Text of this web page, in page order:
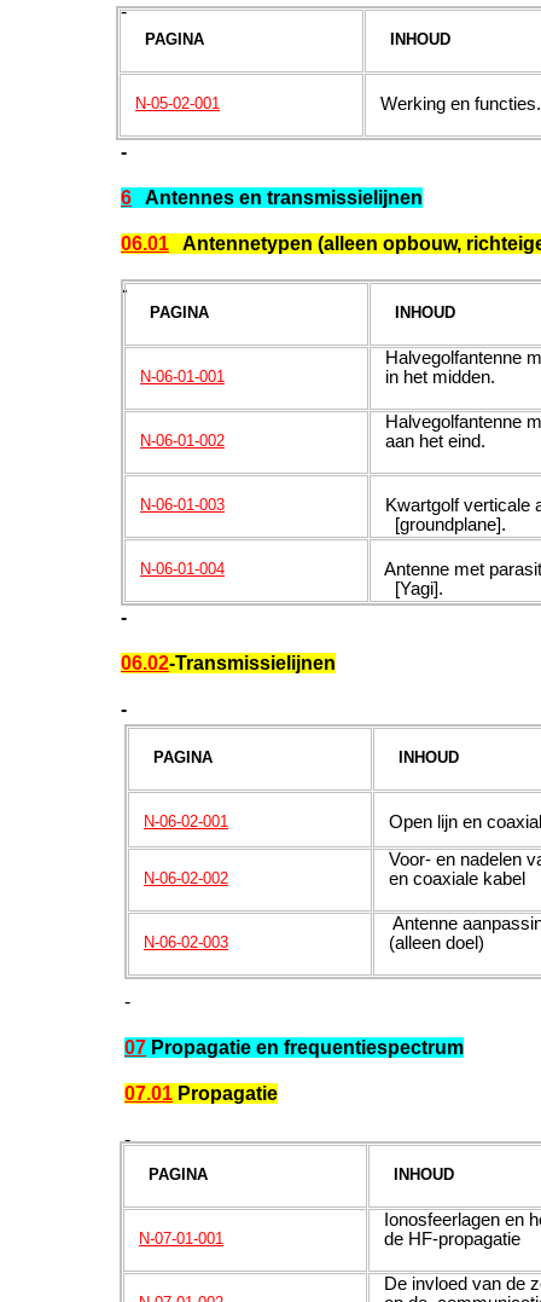
-
PAGINA INHOUD
N-05-02-001 Werking en functies.
-
6 Antennes en transmissielijnen
06.01 Antennetypen (alleen opbouw,
-
PAGINA INHOUD
N-06-01-001
Halvegolfantenne
in het midden.
N-06-01-002
Halvegolfantenne
aan het eind.
N-06-01-003
Kwartgolf verticale
[groundplane].
N-06-01-004
Antenne met
[Yagi].
-
06.02-Transmissielijnen
-
PAGINA INHOUD
N-06-02-001 Open lijn en
N-06-02-002
Voor- en nadelen
en coaxiale kabel
N-06-02-003
Antenne
(alleen doel)
-
07 Propagatie en frequentiespectrum
07.01 Propagatie
-
PAGINA INHOUD
N-07-01-001
Ionosfeerlagen en
de HF-propagatie
De invloed van de